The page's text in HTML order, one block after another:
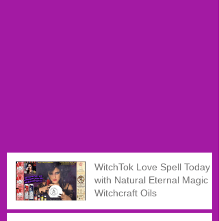
WitchTok Love Spell Today
with Natural Eternal Magic
Witchcraft Oils